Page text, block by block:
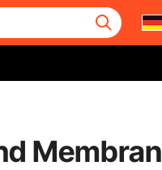
Membran